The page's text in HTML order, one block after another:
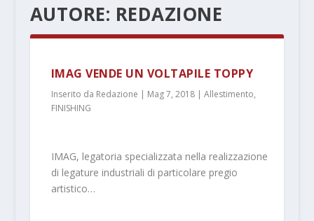
AUTORE: REDAZIONE
IMAG VENDE UN VOLTAPILE TOPPY
Inserito da Redazione | Mag 7, 2018| Allestimento,
FINISHING
IMAG, legatoria specializzata nella realizzazione
di legature industriali di particolare pregio
artistico…